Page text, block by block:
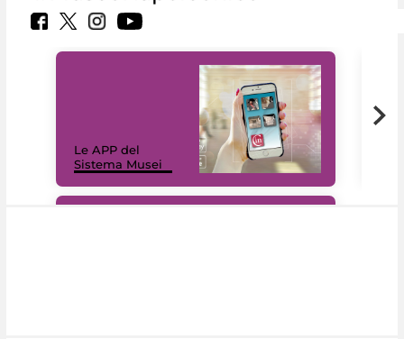
Le APP del
Sistema Musei